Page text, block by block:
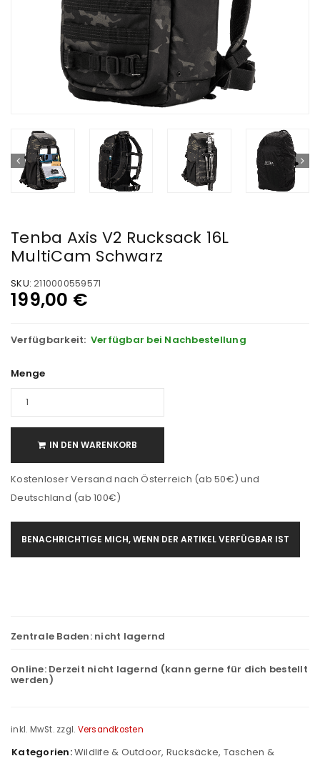
Tenba Axis V2 Rucksack 16L
MultiCam Schwarz
SKU: 2110000559571
199,00 €
Verfügbarkeit: Verfügbar bei Nachbestellung
Menge
IN DEN WARENKORB
Kostenloser Versand nach Österreich (ab 50€) und
Deutschland (ab 100€)
BENACHRICHTIGE MICH, WENN DER ARTIKEL VERFÜGBAR IST
Zentrale Baden: nicht lagernd
Online: Derzeit nicht lagernd (kann gerne für dich bestellt
werden)
inkl. MwSt. zzgl. Versandkosten
Kategorien:Wildlife & Outdoor, Rucksäcke, Taschen &